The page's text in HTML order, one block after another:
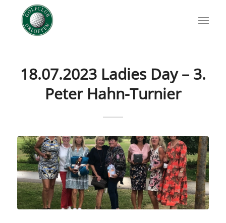
18.07.2023 Ladies Day – 3.
Peter Hahn-Turnier